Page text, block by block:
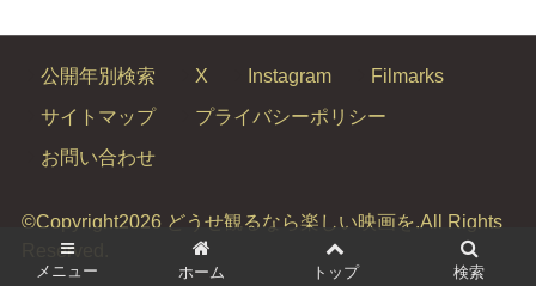
公開年別検索 X Instagram
Filmarks
サイトマップ
プライバシーポリシー
お問い合わせ
©Copyright2026 どうせ観るなら楽しい映画を.All Rights
Reserved.
メニュー ホーム トップ 検索